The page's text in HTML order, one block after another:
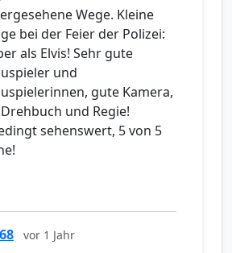
Wege. Kleine
bei der Feier der Polizei:
als Elvis! Sehr gute
und
gute Kamera,
und Regie!
sehenswert, 5 von 5
vor 1 Jahr